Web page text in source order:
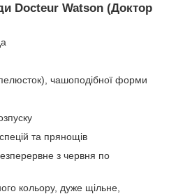
Docteur Watson (Доктор
чашоподібної форми
та прянощів
з червня по
кольору, дуже щільне,